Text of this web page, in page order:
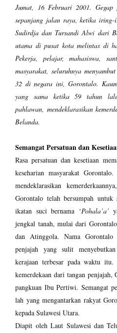
Jumat, 16 Februari 2001. Gegap
sepanjang jalan raya, ketika iring-
Sudirdja dan Tursandi Alwi dari
utama di pusat kota melintas di
Pekerja, pelajar, mahasiswa,
masyarakat, seluruhnya
32 di negara ini, Gorontalo.
yang sama ketika 59 tahun
pahlawan, mendeklarasikan
Belanda.
Semangat Persatuan dan
Rasa persatuan dan kesetiaan
keseharian masyarakat
mendeklarasikan
Gorontalo telah bersumpah
ikatan suci bernama ‘Pohala’a’
jengkal tanah, mulai dari
dan Atinggola. Nama
penjajah yang sulit
kerajaan terbesar pada waktu
kemerdekaan dari tangan
pangkuan Ibu Pertiwi. Semangat
lah yang mengantarkan rakyat
kepada Sulawesi Utara.
Diapit oleh Laut Sulawesi dan